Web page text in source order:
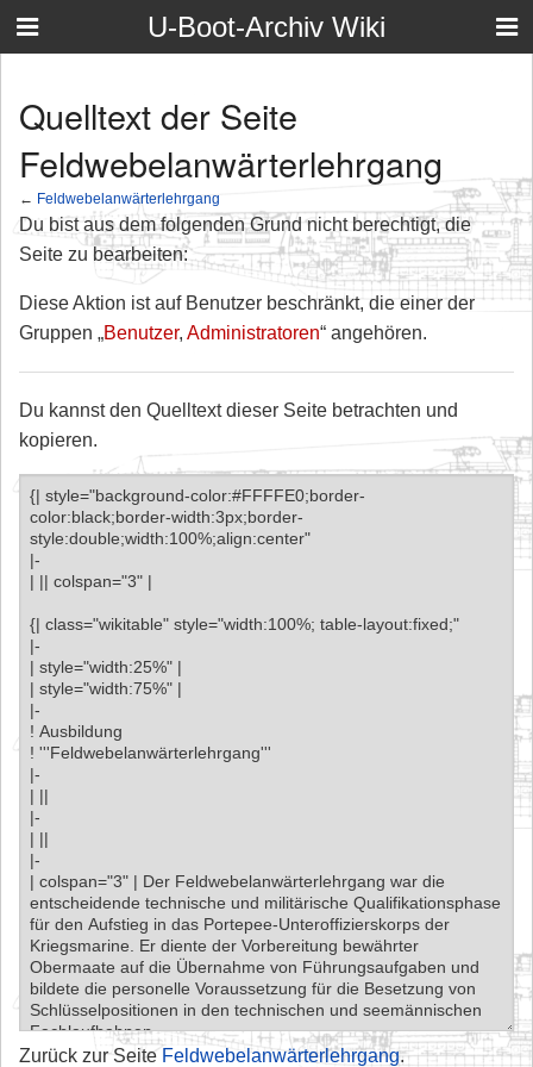
U-Boot-Archiv Wiki
Quelltext der Seite
Feldwebelanwärterlehrgang
← Feldwebelanwärterlehrgang
Du bist aus dem folgenden Grund nicht berechtigt, die
Seite zu bearbeiten:
Diese Aktion ist auf Benutzer beschränkt, die einer der
Gruppen „Benutzer, Administratoren“ angehören.
Du kannst den Quelltext dieser Seite betrachten und
kopieren.
Zurück zur Seite Feldwebelanwärterlehrgang.